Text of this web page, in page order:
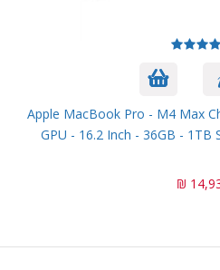
Apple MacBook Pro - M4 Max
GPU - 16.2 Inch - 36GB - 1TB